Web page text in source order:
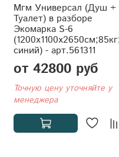
Мгм Универсал (Душ +
Туалет) в разборе
Экомарка S-6
синий) - арт.561311
от 42800 руб
Точную цену уточняйте у
менеджера